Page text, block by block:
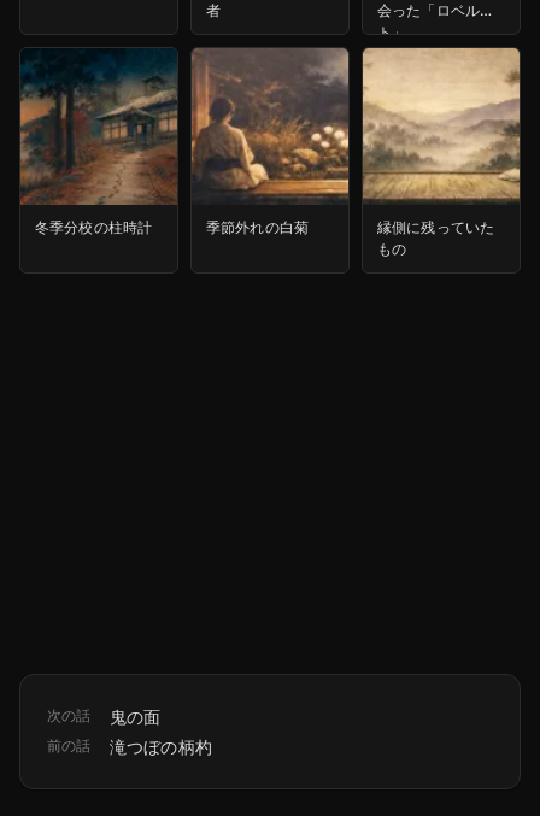
者
会った「ロベル
ト」
冬季分校の柱時計 季節外れの白菊
縁側に残っていた
もの
次の話 鬼の面
前の話 滝つぼの柄杓